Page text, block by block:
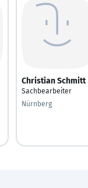
Christian Schmitt
Sachbearbeiter
Nürnberg